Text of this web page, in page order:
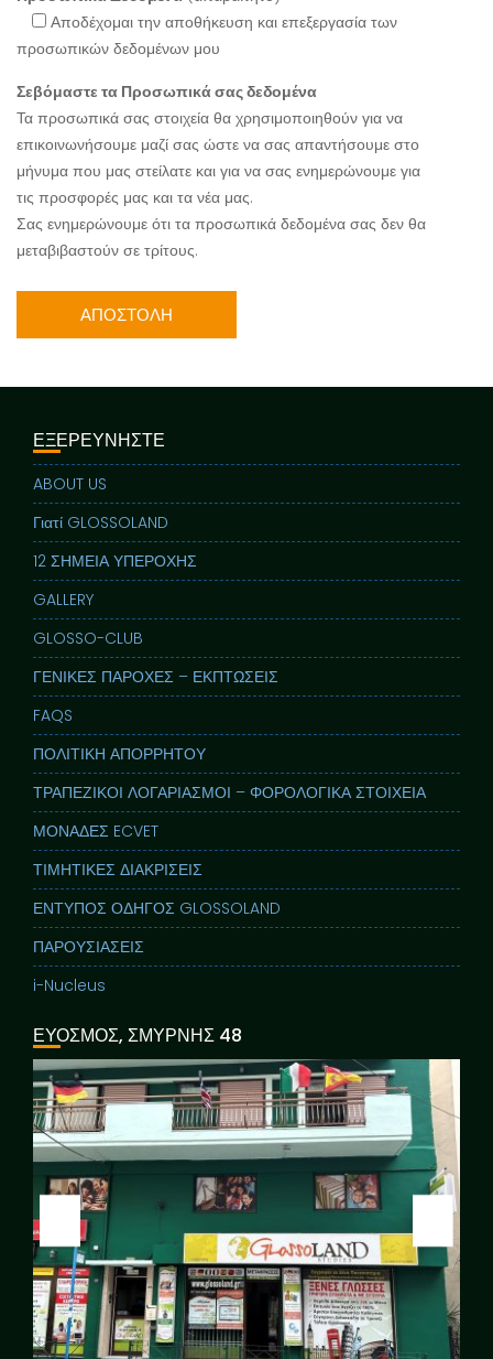
Αποδέχομαι την αποθήκευση και επεξεργασία των
προσωπικών δεδομένων μου
Σεβόμαστε τα Προσωπικά σας δεδομένα
Τα προσωπικά σας στοιχεία θα χρησιμοποιηθούν για να
επικοινωνήσουμε μαζί σας ώστε να σας απαντήσουμε στο
μήνυμα που μας στείλατε και για να σας ενημερώνουμε για
τις προσφορές μας και τα νέα μας.
Σας ενημερώνουμε ότι τα προσωπικά δεδομένα σας δεν θα
μεταβιβαστούν σε τρίτους.
ΕΞΕΡΕΥΝΗΣΤΕ
ABOUT US
Γιατί GLOSSOLAND
12 ΣΗΜΕΙΑ ΥΠΕΡΟΧΗΣ
GALLERY
GLOSSO-CLUB
ΓΕΝΙΚΕΣ ΠΑΡΟΧΕΣ – ΕΚΠΤΩΣΕΙΣ
FAQS
ΠΟΛΙΤΙΚΗ ΑΠΟΡΡΗΤΟΥ
ΤΡΑΠΕΖΙΚΟΙ ΛΟΓΑΡΙΑΣΜΟΙ – ΦΟΡΟΛΟΓΙΚΑ ΣΤΟΙΧΕΙΑ
ΜΟΝΑΔΕΣ ECVET
ΤΙΜΗΤΙΚΕΣ ΔΙΑΚΡΙΣΕΙΣ
ΕΝΤΥΠΟΣ ΟΔΗΓΟΣ GLOSSOLAND
ΠΑΡΟΥΣΙΑΣΕΙΣ
i-Nucleus
ΕΥΟΣΜΟΣ, ΣΜΥΡΝΗΣ 48